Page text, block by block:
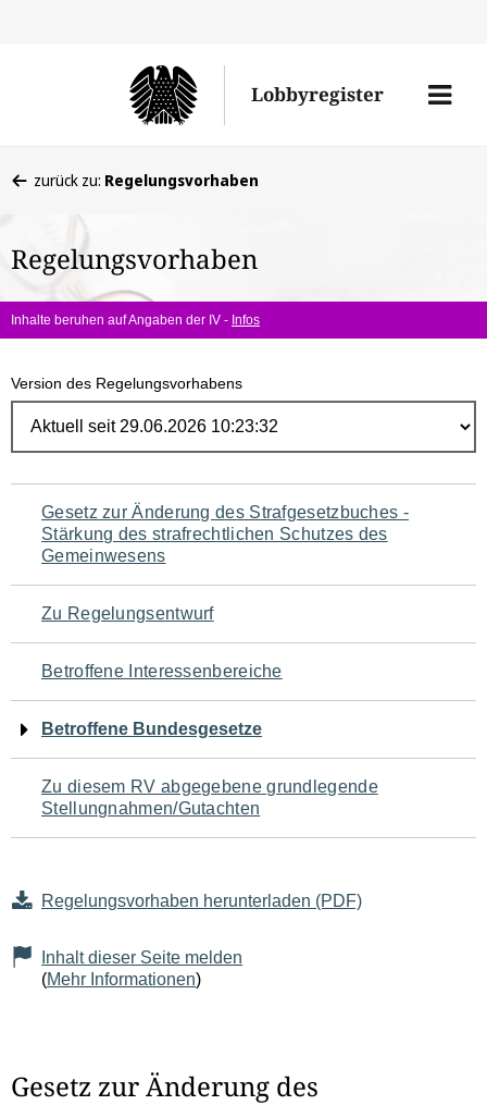
Lobbyregister
Menü
befinden
hier:
zurück zu: Regelungsvorhaben
Regelungsvorhaben
Inhalte beruhen auf Angaben der IV - Infos
Version des Regelungsvorhabens
Navigation
für
den
Seiteninhalt
Gesetz zur Änderung des Strafgesetzbuches -
Stärkung des strafrechtlichen Schutzes des
Gemeinwesens
Zu Regelungsentwurf
Betroffene Interessenbereiche
Betroffene Bundesgesetze
Zu diesem RV abgegebene grundlegende
Stellungnahmen/Gutachten
Regelungsvorhaben herunterladen (PDF)
Inhalt dieser Seite melden
(Mehr Informationen)
Gesetz zur Änderung des